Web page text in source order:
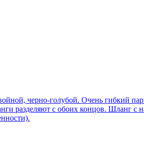
черно-голубой. Очень гибкий
разделяют с обоих концов. Шланг с